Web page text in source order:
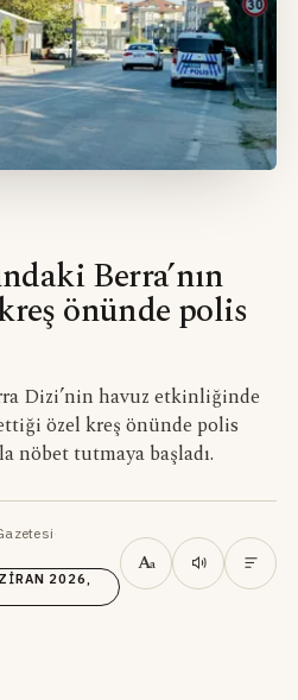
Berra’nın
önünde polis
Dizi’nin havuz etkinliğinde
özel kreş önünde polis
nöbet tutmaya başladı.
·
2026,
Aa